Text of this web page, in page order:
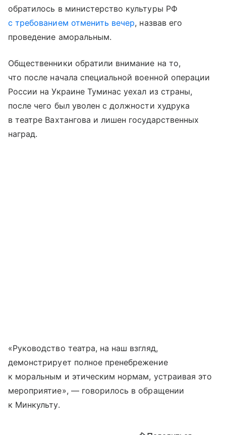
обратилось в министерство культуры РФ
с требованием отменить вечер, назвав его
проведение аморальным.
Общественники обратили внимание на то,
что после начала специальной военной операции
России на Украине Туминас уехал из страны,
после чего был уволен с должности худрука
в театре Вахтангова и лишен государственных
наград.
«Руководство театра, на наш взгляд,
демонстрирует полное пренебрежение
к моральным и этическим нормам, устраивая это
мероприятие», — говорилось в обращении
к Минкульту.